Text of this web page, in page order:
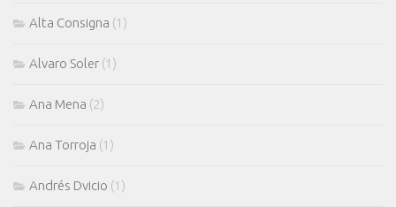
Alta Consigna (1)
Alvaro Soler (1)
Ana Mena (2)
Ana Torroja (1)
Andrés Dvicio (1)